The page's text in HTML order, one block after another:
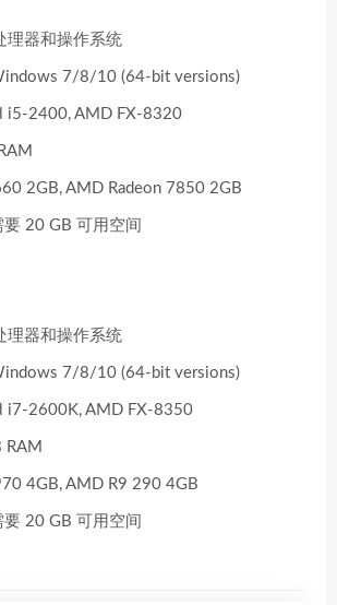
理器和操作系统
7/8/10 (64-bit versions)
i5-2400, AMD FX-8320
2GB, AMD Radeon 7850 2GB
要 20 GB 可用空间
理器和操作系统
7/8/10 (64-bit versions)
i7-2600K, AMD FX-8350
RAM
4GB, AMD R9 290 4GB
要 20 GB 可用空间